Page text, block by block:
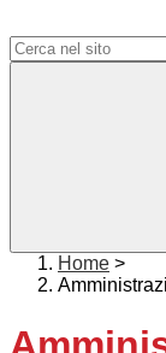
Home >